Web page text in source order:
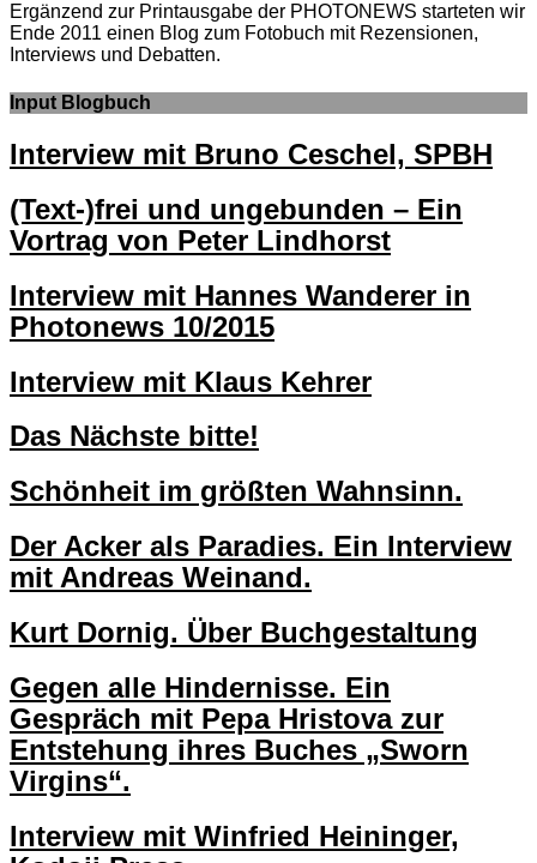
Ergänzend zur Printausgabe der PHOTONEWS starteten wir
Ende 2011 einen Blog zum Fotobuch mit Rezensionen,
Interviews und Debatten.
Input Blogbuch
Interview mit Bruno Ceschel, SPBH
(Text-)frei und ungebunden – Ein
Vortrag von Peter Lindhorst
Interview mit Hannes Wanderer in
Photonews 10/2015
Interview mit Klaus Kehrer
Das Nächste bitte!
Schönheit im größten Wahnsinn.
Der Acker als Paradies. Ein Interview
mit Andreas Weinand.
Kurt Dornig. Über Buchgestaltung
Gegen alle Hindernisse. Ein
Gespräch mit Pepa Hristova zur
Entstehung ihres Buches „Sworn
Virgins“.
Interview mit Winfried Heininger,